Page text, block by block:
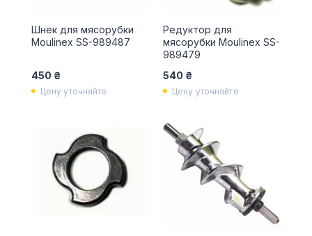
Шнек для мясорубки
Moulinex SS-989487
450 ₴
Цену уточняйте
Редуктор для
мясорубки Moulinex SS-
989479
540 ₴
Цену уточняйте